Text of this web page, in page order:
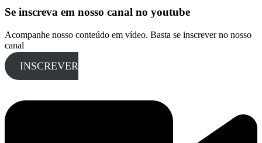
Se inscreva em nosso canal no youtube
Acompanhe nosso conteúdo em vídeo. Basta se inscrever no nosso
canal
INSCREVER